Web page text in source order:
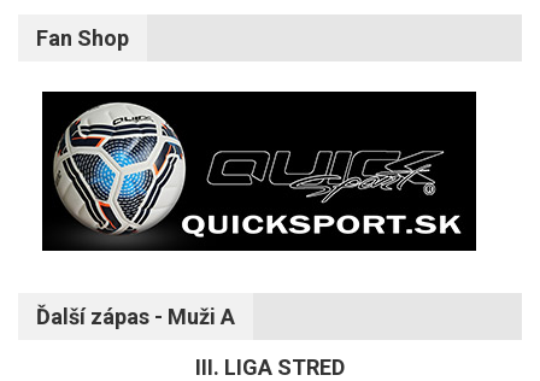
Fan Shop
Ďalší zápas - Muži A
III. LIGA STRED